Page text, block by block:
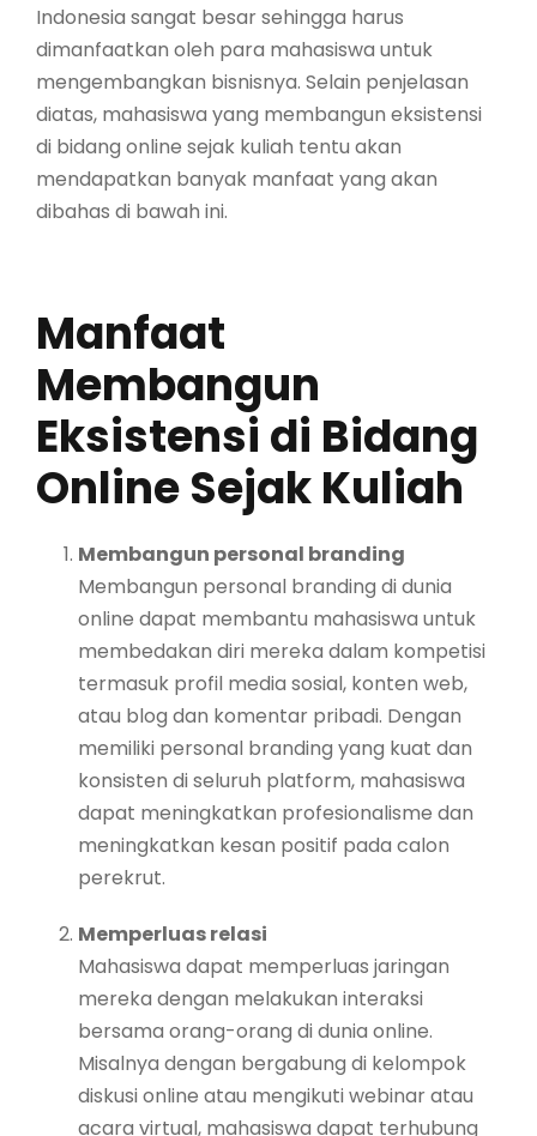
Indonesia sangat besar sehingga harus
dimanfaatkan oleh para mahasiswa untuk
mengembangkan bisnisnya. Selain penjelasan
diatas, mahasiswa yang membangun eksistensi
di bidang online sejak kuliah tentu akan
mendapatkan banyak manfaat yang akan
dibahas di bawah ini.
Manfaat
Membangun
Eksistensi di Bidang
Online Sejak Kuliah
Membangun personal branding
Membangun personal branding di dunia
online dapat membantu mahasiswa untuk
membedakan diri mereka dalam kompetisi
termasuk profil media sosial, konten web,
atau blog dan komentar pribadi. Dengan
memiliki personal branding yang kuat dan
konsisten di seluruh platform, mahasiswa
dapat meningkatkan profesionalisme dan
meningkatkan kesan positif pada calon
perekrut.
Memperluas relasi
Mahasiswa dapat memperluas jaringan
mereka dengan melakukan interaksi
bersama orang-orang di dunia online.
Misalnya dengan bergabung di kelompok
diskusi online atau mengikuti webinar atau
acara virtual, mahasiswa dapat terhubung